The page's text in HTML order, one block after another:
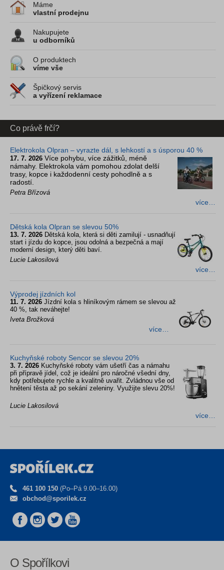
Máme
vlastní prodejnu
Nakupujete
u odborníků
O produktech
víme vše
Špičkový servis
a vyřízení reklamace
Co právě frčí?
Elektrokola Olpran – vyrazte dál, s lehkostí a s úsporou 40 %
17. 7. 2026 Více pohybu, více zážitků, méně
námahy. Elektrokola vám pomohou zdolat delší
trasy, kopce i každodenní cesty pohodlně a s
radostí.
Petra Břízová
více…
Dětská kola Olpran se slevou 50%
13. 7. 2026 Dětská kola, která si děti zamilují - usnadňují
start i jízdu do kopce, jsou odolná a bezpečná a mají
moderní design, který děti baví.
Lucie Lakosilová
více…
Výprodej jízdních kol
11. 7. 2026 Jízdní kola s hliníkovým rámem se slevou až
40 %, tak neváhejte!
Iveta Brožková
více…
Kuchyňské roboty Sencor se slevou 20%
3. 7. 2026 Kuchyňské roboty vám ušetří čas a námahu
při přípravě jídel, což je ideální pro náročné všední dny,
kdy potřebujete rychle a kvalitně uvařit. Zvládnou vše od
hnětení těsta až po sekání zeleniny. Využijte slevu 20%!
Lucie Lakosilová
více…
461 100 150 (Po–Pá 9.00–16.00)
obchod@sporilek.cz
O Spořílkovi